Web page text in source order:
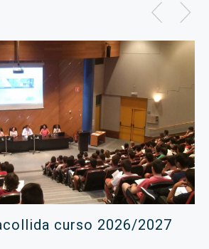
curso 2026/2027